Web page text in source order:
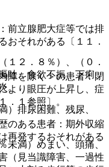
前立腺肥大症等では排
おそれがある〔１１．
障を除く＞の患者：閉
より眼圧が上昇し、症
．１参照〕。
のある患者：期外収縮
再発するおそれがある
２．８％）、（０．
吐、食欲不振、下痢、
。
排尿困難、残尿、
未満）めまい、頭痛、
（見当識障害、一過性